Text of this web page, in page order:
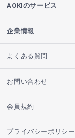
AOKIのサービス
企業情報
よくある質問
お問い合わせ
会員規約
プライバシーポリシー